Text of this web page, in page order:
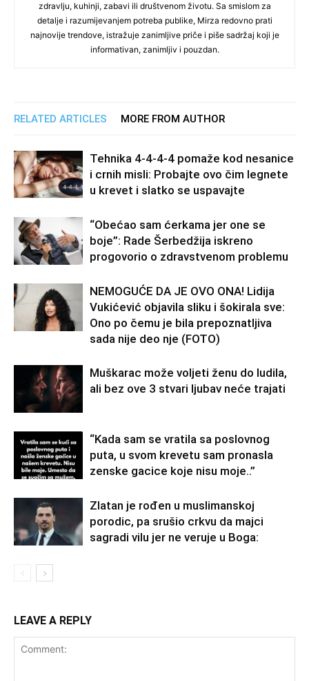
zdravlju, kuhinji, zabavi ili društvenom životu. Sa smislom za
detalje i razumijevanjem potreba publike, Mirza redovno prati
najnovije trendove, istražuje zanimljive priče i piše sadržaj koji je
informativan, zanimljiv i pouzdan.
RELATED ARTICLES MORE FROM AUTHOR
Tehnika 4-4-4-4 pomaže kod nesanice
i crnih misli: Probajte ovo čim legnete
u krevet i slatko se uspavajte
“Obećao sam ćerkama jer one se
boje”: Rade Šerbedžija iskreno
progovorio o zdravstvenom problemu
NEMOGUĆE DA JE OVO ONA! Lidija
Vukićević objavila sliku i šokirala sve:
Ono po čemu je bila prepoznatljiva
sada nije deo nje (FOTO)
Muškarac može voljeti ženu do ludila,
ali bez ove 3 stvari ljubav neće trajati
“Kada sam se vratila sa poslovnog
puta, u svom krevetu sam pronasla
zenske gacice koje nisu moje..”
Zlatan je rođen u muslimanskoj
porodic, pa srušio crkvu da majci
sagradi vilu jer ne veruje u Boga:
LEAVE A REPLY